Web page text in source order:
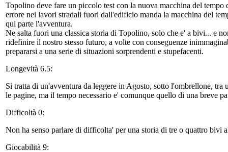
Topolino deve fare un piccolo test con la nuova macchina del
errore nei lavori stradali fuori dall'edificio manda la macchina del
qui parte l'avventura.
Ne salta fuori una classica storia di Topolino, solo che e' a bivi... e
ridefinire il nostro stesso futuro, a volte con conseguenze
prepararsi a una serie di situazioni sorprendenti e stupefacenti.
Longevità 6.5:
Si tratta di un'avventura da leggere in Agosto, sotto l'ombrellone,
le pagine, ma il tempo necessario e' comunque quello di una breve
Difficoltà 0:
Non ha senso parlare di difficolta' per una storia di tre o quattro bivi
Giocabilità 9: